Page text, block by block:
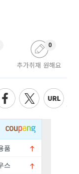
추가취재 원해요
0